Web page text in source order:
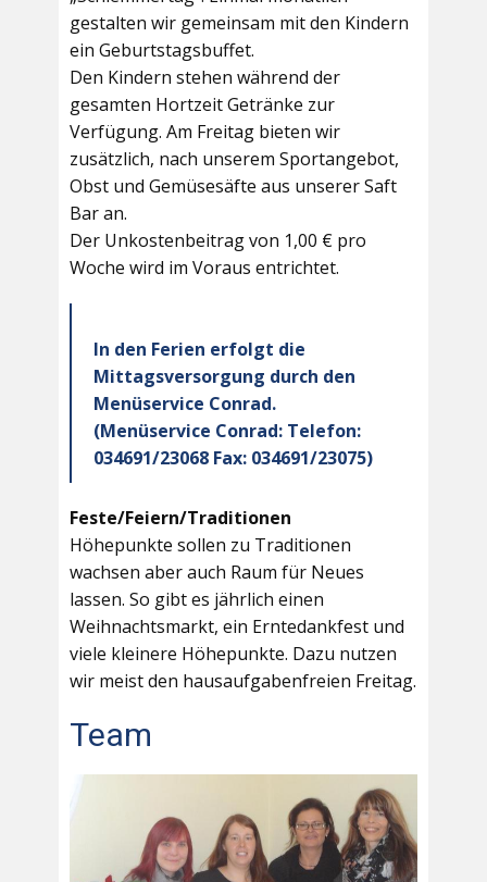
gestalten wir gemeinsam mit den Kindern
ein Geburtstagsbuffet.
Den Kindern stehen während der
gesamten Hortzeit Getränke zur
Verfügung. Am Freitag bieten wir
zusätzlich, nach unserem Sportangebot,
Obst und Gemüsesäfte aus unserer Saft
Bar an.
Der Unkostenbeitrag von 1,00 € pro
Woche wird im Voraus entrichtet.
In den Ferien erfolgt die
Mittagsversorgung durch den
Menüservice Conrad.
(Menüservice Conrad: Telefon:
034691/23068 Fax: 034691/23075)
Feste/Feiern/Traditionen
Höhepunkte sollen zu Traditionen
wachsen aber auch Raum für Neues
lassen. So gibt es jährlich einen
Weihnachtsmarkt, ein Erntedankfest und
viele kleinere Höhepunkte. Dazu nutzen
wir meist den hausaufgabenfreien Freitag.
Team